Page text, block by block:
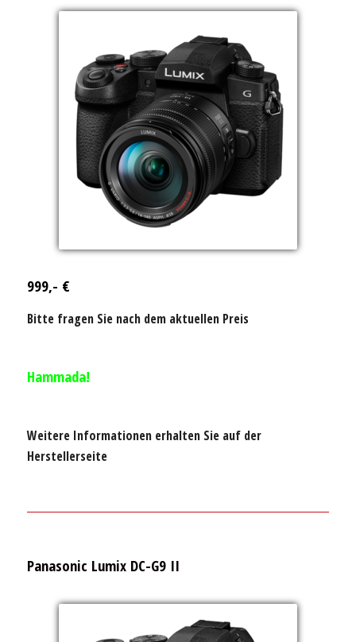
999,- €
Bitte fragen Sie nach dem aktuellen Preis
Hammada!
Weitere Informationen erhalten Sie auf der
Herstellerseite
Panasonic Lumix DC-G9 II